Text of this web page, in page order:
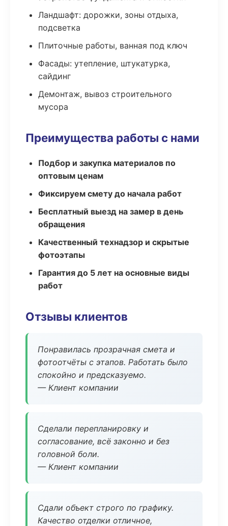
Ландшафт: дорожки, зоны отдыха,
подсветка
Плиточные работы, ванная под ключ
Фасады: утепление, штукатурка,
сайдинг
Демонтаж, вывоз строительного
мусора
Преимущества работы с нами
Подбор и закупка материалов по
оптовым ценам
Фиксируем смету до начала работ
Бесплатный выезд на замер в день
обращения
Качественный технадзор и скрытые
фотоэтапы
Гарантия до 5 лет на основные виды
работ
Отзывы клиентов
Понравилась прозрачная смета и
фотоотчёты с этапов. Работать было
спокойно и предсказуемо.
— Клиент компании
Сделали перепланировку и
согласование, всё законно и без
головной боли.
— Клиент компании
Сдали объект строго по графику.
Качество отделки отличное,